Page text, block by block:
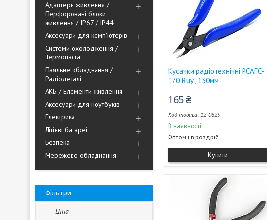
Адаптери живлення /
Перфоровані блоки
живлення / IP67 / IP44
Аксесуари для комп'ютерів
Системи охолодження /
Термопаста
Паяльне обладнання /
Радіодеталі
АКБ / Елементи живлення
Аксесуари для ноутбуків
Електрика
Літієві батареі
Безпека
Мережеве обладнання
Фільтри
Ціна
Кусачки радіотехнічні PCAFC-
170 Ruyi, 130мм
165 ₴
12-0625
В наявності
Оптом і в роздріб
Купити